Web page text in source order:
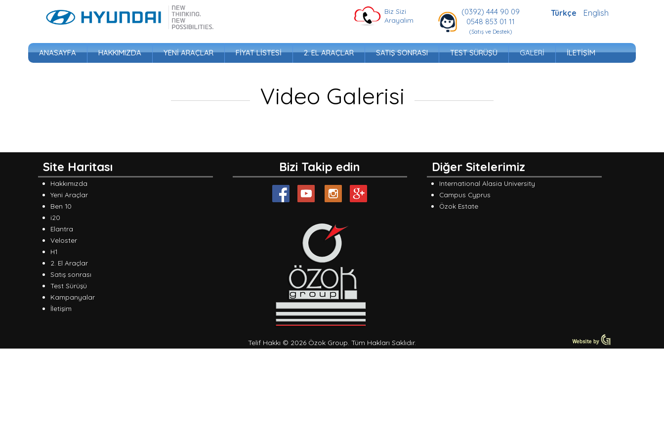
Türkçe English
Biz Sizi
Arayalım
(0392) 444 90 09
0548 853 01 11
(Satış ve Destek)
ANASAYFA HAKKIMIZDA YENI ARAÇLAR FIYAT LISTESI 2. EL ARAÇLAR SATIŞ SONRASI TEST SÜRÜŞÜ GALERI İLETIŞIM
Video Galerisi
Site Haritası
Hakkımızda
Yeni Araçlar
Ben 10
i20
Elantra
Veloster
H1
2. El Araçlar
Satış sonrası
Test Sürüşü
Kampanyalar
İletişim
Bizi Takip edin Diğer Sitelerimiz
International Alasia University
Campus Cyprus
Özok Estate
Telif Hakkı © 2026 Özok Group. Tüm Hakları Saklıdır.